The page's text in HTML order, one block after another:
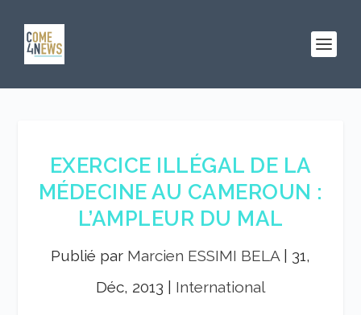
EXERCICE ILLÉGAL DE LA
MÉDECINE AU CAMEROUN :
L’AMPLEUR DU MAL
Publié par Marcien ESSIMI BELA
31,
Déc, 2013
International